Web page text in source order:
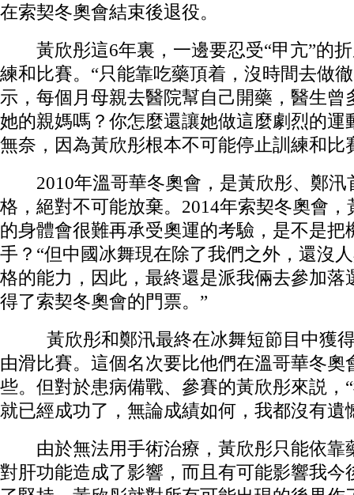
在索契冬奧會結束後退役。
黃欣彤這6年裏，一邊要忍受“甲亢”的折
練和比賽。“只能靠吃藥頂着，沒時間去做
示，每個月母親去醫院幫自己開藥，醫生曾
她的親媽嗎？你怎麼還讓她做這麼劇烈的運
無奈，因為黃欣彤根本不可能停止訓練和比
2010年溫哥華冬奧會，是黃欣彤、鄭汛
格，絕對不可能放棄。2014年索契冬奧會
的身體會很難再承受奧運的考驗，是不是把
手？“但中國冰舞現在除了我們之外，還沒
格的能力，因此，最終還是派我倆去參加落
得了索契冬奧會的門票。”
黃欣彤和鄭汛最終在冰舞短節目中獲得
由滑比賽。這個名次要比他們在溫哥華冬奧
些。但對於患病備戰、參賽的黃欣彤來説，
就已經成功了，無論成績如何，我都沒有遺
由於無法用手術治療，黃欣彤只能依靠
對肝功能造成了影響，而且有可能影響我今